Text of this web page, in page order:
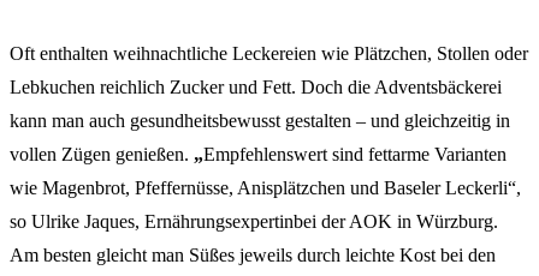
Oft enthalten weihnachtliche Leckereien wie Plätzchen, Stollen oder
Lebkuchen reichlich Zucker und Fett. Doch die Adventsbäckerei
kann man auch gesundheitsbewusst gestalten – und gleichzeitig in
vollen Zügen genießen. „Empfehlenswert sind fettarme Varianten
wie Magenbrot, Pfeffernüsse, Anisplätzchen und Baseler Leckerli“,
so Ulrike Jaques, Ernährungsexpertinbei der AOK in Würzburg.
Am besten gleicht man Süßes jeweils durch leichte Kost bei den